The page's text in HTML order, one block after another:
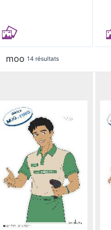
moo 14 résultats